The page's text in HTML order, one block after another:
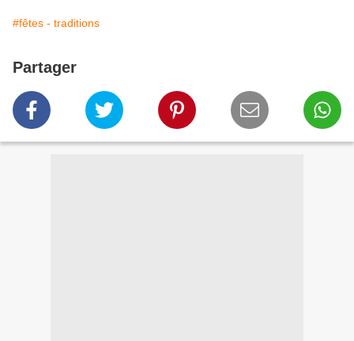
#fêtes - traditions
Partager